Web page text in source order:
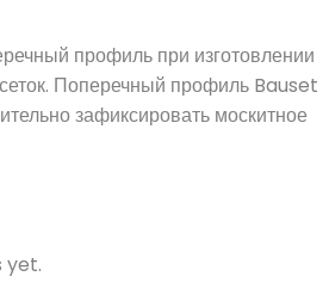
профиль при изготовлении
Поперечный профиль Bauset
зафиксировать москитное
yet.